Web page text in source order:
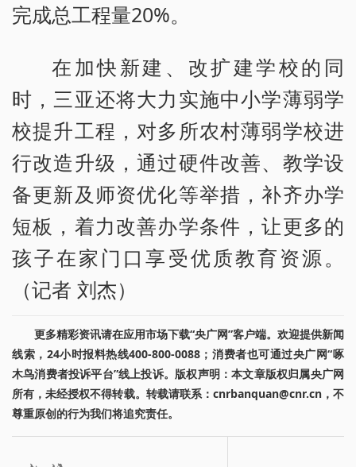
完成总工程量20%。
在加快新建、改扩建学校的同
时，三亚还将大力实施中小学薄弱学
校提升工程，对多所农村薄弱学校进
行改造升级，通过硬件改善、教学设
备更新及师资优化等举措，补齐办学
短板，着力改善办学条件，让更多的
孩子在家门口享受优质教育资源。
（记者 刘杰）
更多精彩资讯请在应用市场下载“央广网”客户端。欢迎提供新闻
线索，24小时报料热线400-800-0088；消费者也可通过央广网“啄
木鸟消费者投诉平台”线上投诉。版权声明：本文章版权归属央广网
所有，未经授权不得转载。转载请联系：cnrbanquan@cnr.cn，不
尊重原创的行为我们将追究责任。